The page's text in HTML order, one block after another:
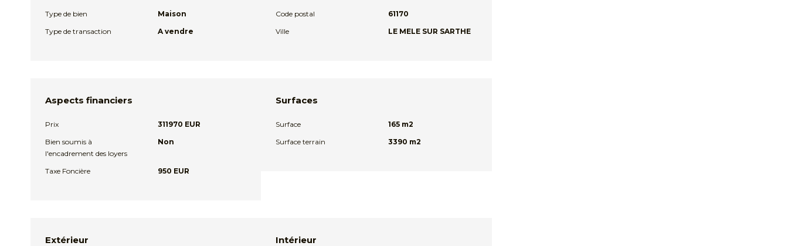
Type de bien
Maison
Type de transaction
A vendre
Code postal
61170
Ville
LE MELE SUR SARTHE
Aspects financiers
Prix
311970 EUR
Bien soumis à
l'encadrement des loyers
Non
Taxe Foncière 950 EUR
Surfaces
Surface
165 m2
Surface terrain
3390 m2
Extérieur Intérieur